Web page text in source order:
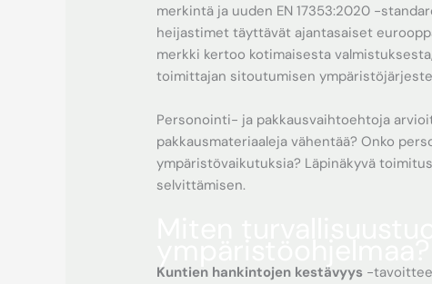
merkintä ja uuden EN 17353:2020 -
heijastimet täyttävät ajantasaiset
merkki kertoo kotimaisesta
toimittajan sitoutumisen
Personointi- ja pakkausvaihtoehtoja
pakkausmateriaaleja vähentää? Onko
ympäristövaikutuksia? Läpinäkyvä
selvittämisen.
Kuntien hankintojen kestävyys -